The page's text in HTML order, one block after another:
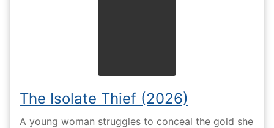
The Isolate Thief (2026)
A young woman struggles to conceal the gold she